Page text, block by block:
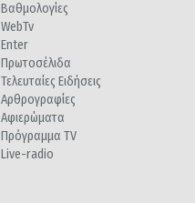
Βαθμολογίες
WebTv
Enter
Πρωτοσέλιδα
Τελευταίες Ειδήσεις
Αρθρογραφίες
Αφιερώματα
Πρόγραμμα TV
Live-radio